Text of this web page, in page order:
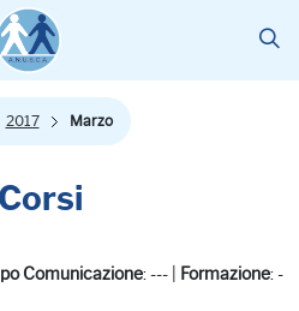
2017 Marzo
Comunicazione: --- | Formazione: -